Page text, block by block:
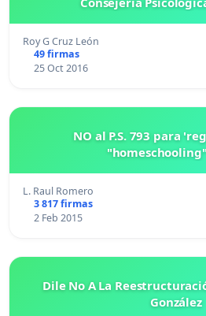
Roy G Cruz León
49 firmas
25 Oct 2016
NO al P.S. 793 para
L. Raul Romero
3 817 firmas
2 Feb 2015
Dile No A La
González